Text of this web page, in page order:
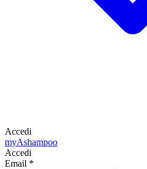
Accedi
myAshampoo
Accedi
Email *